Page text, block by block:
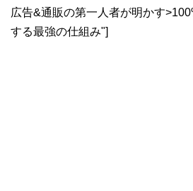
広告&通販の第一人者が明かす
する最強の仕組み"]